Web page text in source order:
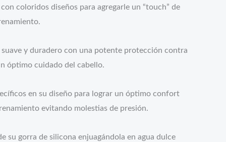
coloridos diseños para agregarle un “touch” de
y duradero con una potente protección contra
óptimo cuidado del cabello.
en su diseño para lograr un óptimo confort
evitando molestias de presión.
su gorra de silicona enjuagándola en agua dulce